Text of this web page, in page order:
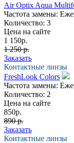
Air Optix Aqua
Частота замены:
Количество: 3
Цена на сайте
1 150р.
1 250 р.
Заказать
Контактные линзы
FreshLook Colors
Частота замены:
Количество: 2
Цена на сайте
850р.
890 р.
Заказать
Контактные линзы